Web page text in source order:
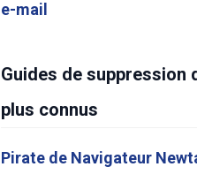
e-mail
Guides de suppression
plus connus
Pirate de Navigateur